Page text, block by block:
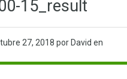
15_result
27, 2018 por David en